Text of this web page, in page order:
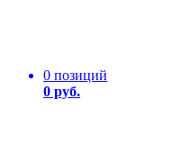
0 позиций
0 руб.